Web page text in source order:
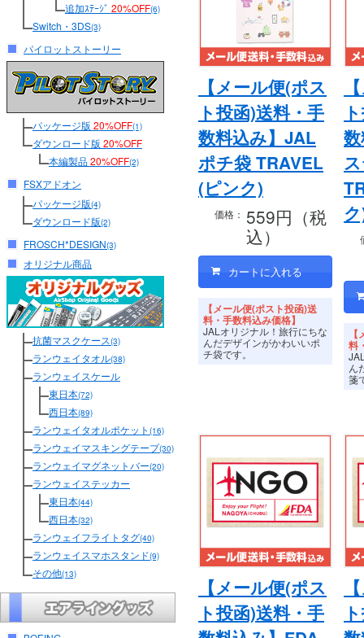
追加ｽﾃｰｼﾞ 20%OFF(6)
Switch・3DS(3)
パイロットストーリー
パッケージ版 20%OFF(1)
ダウンロード版 20%OFF
本編製品20%OFF(2)
FSXアドオン
パッケージ版(4)
ダウンロード版(2)
FROSCH*DESIGN(3)
オリジナル商品
抗菌マスクケース(3)
ランウェイタオル(38)
ランウェイスケール
東日本(72)
西日本(89)
ランウェイタオルポケット (16)
ランウェイマスキングテープ(30)
ランウェイマグネットバー(20)
ランウェイステッカー
東日本(44)
西日本(32)
ランウェイフライトタグ(40)
ランウェイスマホスタンド(9)
その他(13)
【メール便(ポス
ト投函)送料・手
数料込み】JAL
ポチ袋 TRAVEL
(ピンク)
価格： 559円（税
込）
【メール便(ポスト投函)送
料・手数料込み価格】
JALオリジナル！旅行にちな
んだデザインがかわいいポ
チ袋です。
料
ん
箋
【メール便(ポス
ト投函)送料・手